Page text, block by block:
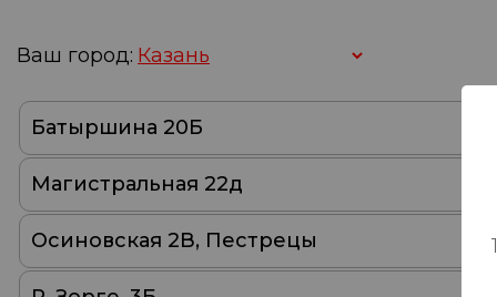
Ваш город:
Батыршина 20Б
Магистральная 22д
Осиновская 2В, Пестрецы